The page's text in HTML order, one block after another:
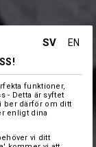
SV
EN
funktioner,
- Detta är syftet
ber därför om ditt
enligt dina
vi ditt